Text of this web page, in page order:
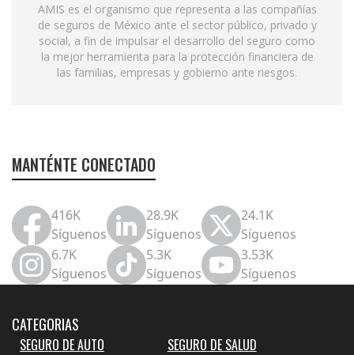
AMIS es el organismo que representa a las compañías
de seguros de México ante el sector público, privado y
social, a fin de impulsar el desarrollo del seguro como
la mejor herramienta para la protección financiera de
las familias, empresas y gobierno ante riesgos.
MANTÉNTE CONECTADO
416K
Síguenos
28.9K
Síguenos
24.1K
Síguenos
6.7K
Síguenos
5.3K
Síguenos
3.53K
Síguenos
CATEGORIAS
SEGURO DE AUTO
SEGURO DE SALUD